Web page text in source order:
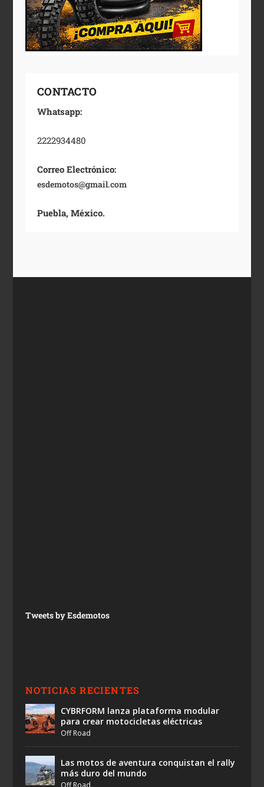
CONTACTO
Whatsapp:
2222934480
Correo Electrónico:
esdemotos@gmail.com
Puebla, México.
Tweets by Esdemotos
NOTICIAS RECIENTES
CYBRFORM lanza plataforma modular
para crear motocicletas eléctricas
Off Road
Las motos de aventura conquistan el rally
más duro del mundo
Off Road